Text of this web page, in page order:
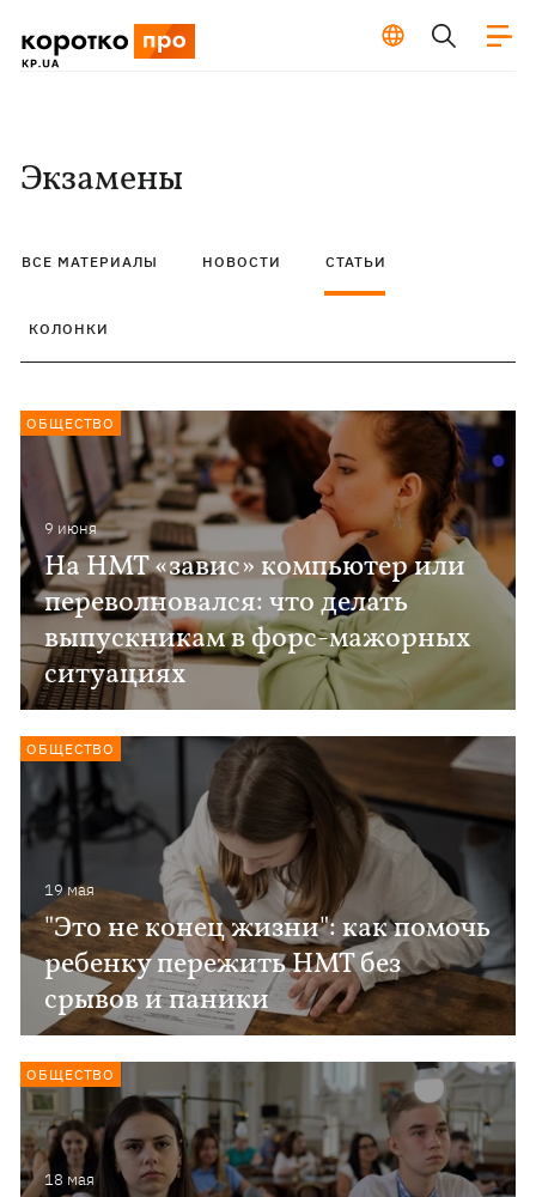
Экзамены
ВСЕ МАТЕРИАЛЫ НОВОСТИ СТАТЬИ
КОЛОНКИ
9 июня
На НМТ «завис» компьютер или
переволновался: что делать
выпускникам в форс-мажорных
ситуациях
ОБЩЕСТВО
19 мая
"Это не конец жизни": как помочь
ребенку пережить НМТ без
срывов и паники
ОБЩЕСТВО
18 мая
ОБЩЕСТВО